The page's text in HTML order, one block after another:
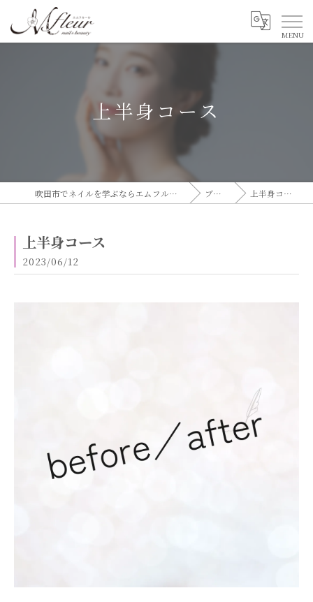
上半身コース
吹田市でネイルを学ぶならエムフルール ブログ 上半身コース
上半身コース
2023/06/12